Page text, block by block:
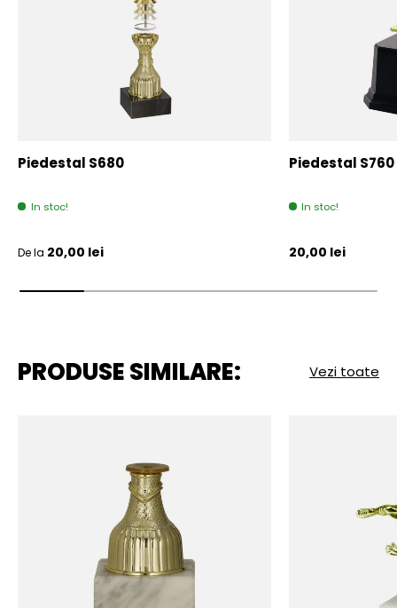
Piedestal S680
In stoc!
Pret initial
De la 20,00 lei
Piedestal S760
In stoc!
Pret initial
20,00 lei
PRODUSE SIMILARE: Vezi toate